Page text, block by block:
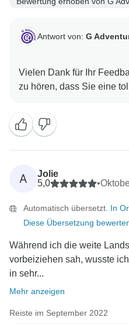
Antwort von: G
Vielen Dank für Ihr
A
Jolie
5,0
•
Automatisch übersetzt. In
Diese Übersetzung
Während ich die weite
vorbeiziehen sah, wusste
in sehr...
Mehr anzeigen
Reiste im September 2022